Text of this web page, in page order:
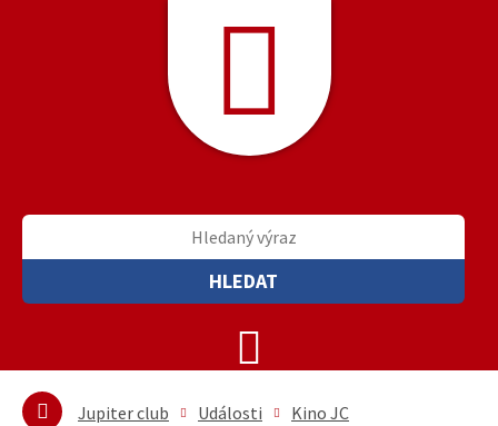
HLEDAT
Jupiter club Události
Kino JC